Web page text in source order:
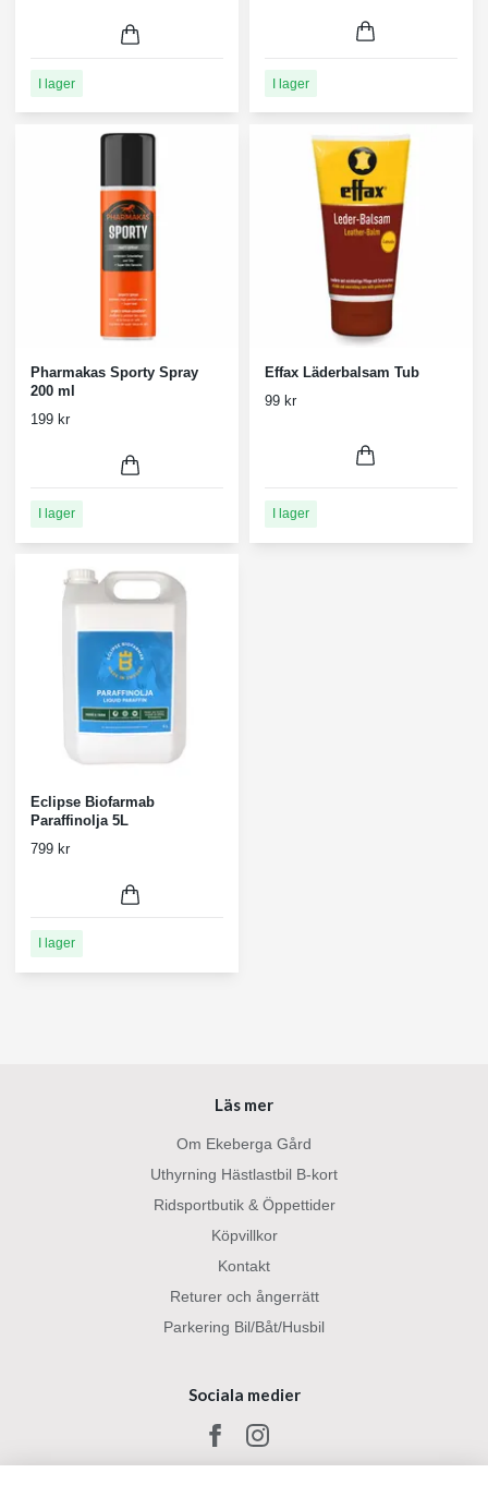
I lager I lager
Pharmakas Sporty Spray
200 ml
199 kr
I lager
Effax Läderbalsam Tub
99 kr
I lager
Eclipse Biofarmab
Paraffinolja 5L
799 kr
I lager
Läs mer
Om Ekeberga Gård
Uthyrning Hästlastbil B-kort
Ridsportbutik & Öppettider
Köpvillkor
Kontakt
Returer och ångerrätt
Parkering Bil/Båt/Husbil
Sociala medier